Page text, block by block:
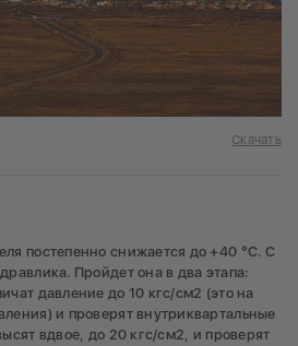
Скачать
постепенно снижается до +40 °С. С
Пройдет она в два этапа:
давление до 10 кгс/см2 (это на
и проверят внутриквартальные
вдвое, до 20 кгс/см2, и проверят